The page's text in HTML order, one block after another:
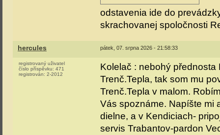
odstavenia ide do
skrachovanej spoločnosti
hercules pátek, 07. srpna 2026 - 21:58:33
registrovaný uživatel
číslo příspěvku: 471
registrován: 2-2012
Kolelač : nebohý
Trenč.Tepla, tak som mu
Trenč.Tepla v malom.
Vás spoznáme. Napíšte mi
dielne, a v Kendiciach-
servis Trabantov-pardon